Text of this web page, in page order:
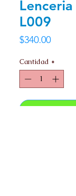
L009
$340.00Precio
Cantidad *